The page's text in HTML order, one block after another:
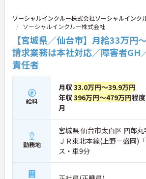
効率化など、ワークライフバランスを保ちな
年70歳まで長期的に活躍できる制度が盤石に整
います。複数施設を経験することで培われる
メント視点は、将来的なエリアマネージャーへ
ャリアアップにも直結しており、最新の環境
性を発揮したいプロフェッショナルの方にお
す。
★おすすめPOINT★
・広域支援員として複数のホームを巡るため、
ームのパートスタッフの教育やサポートにも
ことができ、現場の介助業務にとどまらず、
営や人材育成の視点を養うことで、将来のエリ
ネージャー候補としてのステップアップに直
・定年70歳、再雇用75歳までという業界屈指
があり、20代から60代まで幅広い年代が活躍
ます。年間休日も114日確保されているため、
なく長期的なキャリアを築いていただけます。
・全施設がバリアフリー設計かつ最新設備を備
ソーシャルインクルー株式会社ソーシャルインク
ソーシャルインクルー株式会社
【宮城県／仙台市】月給33万円
請求業務は本社対応／障害者GH
責任者
給料
月収33.0万円～39.9万円
年収396万円～479万円程
月
勤務地
宮城県 仙台市太白区 四郎
ＪＲ東北本線(上野－盛岡)
ス・車9分